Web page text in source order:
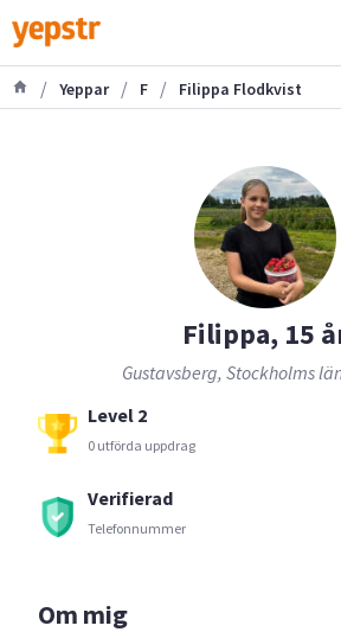
/ Yeppar / F / Filippa Flodkvist
Filippa, 15
Gustavsberg, Stockholms
Level 2
0 utförda uppdrag
Verifierad
Telefonnummer
Om mig